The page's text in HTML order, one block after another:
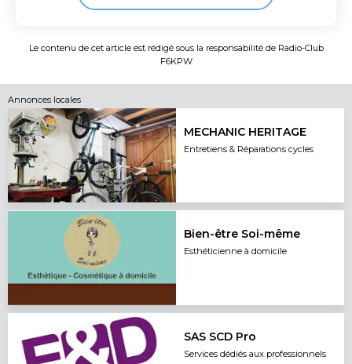
Le contenu de cet article est rédigé sous la responsabilité de Radio-Club
F6KPW
Annonces locales
MECHANIC HERITAGE
Entretiens & Réparations cycles
Bien-être Soi-même
Esthéticienne à domicile
SAS SCD Pro
Services dédiés aux professionnels